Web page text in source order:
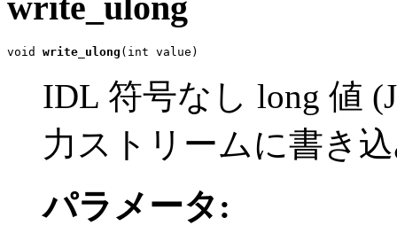
void write_ulong (int value)
IDL 符号なし long 値
力ストリームに書き
パラメータ: